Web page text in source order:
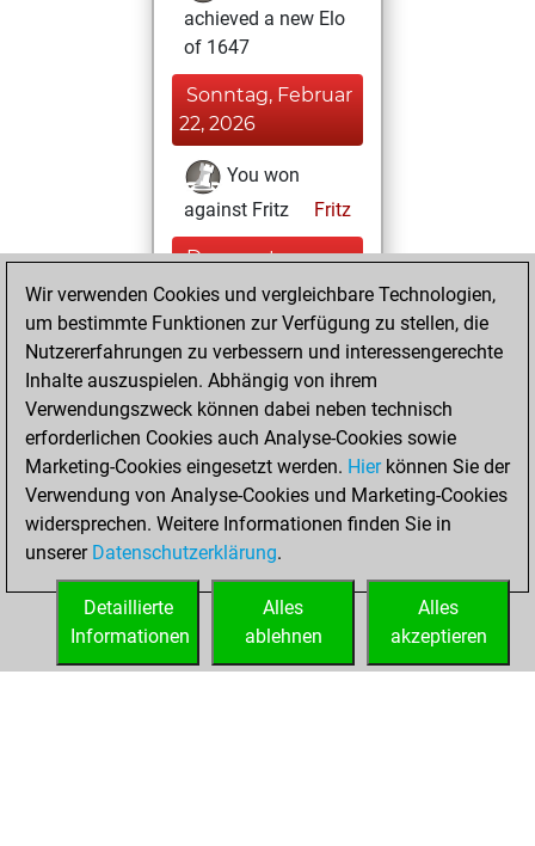
achieved a new Elo
of 1647
Sonntag, Februar
22, 2026
You won
against Fritz
Fritz
Donnerstag,
Dezember 18,
2025
your Studies account
Studies
Freitag,
November 28,
2025
You created
your Fritz account
Wir verwenden Cookies und vergleichbare Technologien,
um bestimmte Funktionen zur Verfügung zu stellen, die
Nutzererfahrungen zu verbessern und interessengerechte
Inhalte auszuspielen. Abhängig von ihrem
Verwendungszweck können dabei neben technisch
erforderlichen Cookies auch Analyse-Cookies sowie
Marketing-Cookies eingesetzt werden. Hierkönnen Sie der
Verwendung von Analyse-Cookies und Marketing-Cookies
widersprechen. Weitere Informationen finden Sie in
unserer Datenschutzerklärung.
Alles
akzeptieren
Alles
ablehnen
Detaillierte
Informationen